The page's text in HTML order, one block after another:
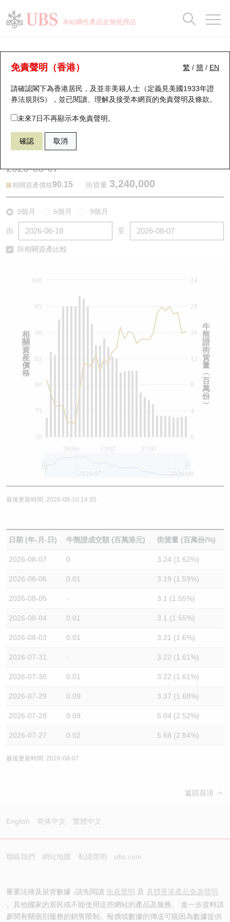
本結構性產品並無抵押品
繁 / 簡 / EN
免責聲明（香港）
請確認閣下為香港居民，及並非美籍人士（定義見美國1933年證
券法規則S），並已閱讀、理解及接受本網頁的免責聲明及條款。
未來7日不再顯示本免責聲明。
確認 取消
牛熊證分析儀
表現 街貨統計 比較
59945 瑞銀牛證 1211 比亞迪股份
2026-08-07
相關資產價格90.15 街貨量 3,240,000
3個月 6個月 9個月
由 至
與相關資產比較
29/06 13/07 27/07
0
4
8
12
16
20
24
70
75
80
85
90
95
100
2026/07 2026/08
牛
熊
證
街
貨
量
︵
百
萬
份
︶
相
關
資
産
價
格
最後更新時間: 2026-08-10 14:35
日期 (年-月-日) 牛熊證成交額 (百萬港元) 街貨量 (百萬份/%)
2026-08-07 0 3.24 (1.62%)
2026-08-06 0.01 3.19 (1.59%)
2026-08-05 - 3.1 (1.55%)
2026-08-04 0.01 3.1 (1.55%)
2026-08-03 0.01 3.21 (1.6%)
2026-07-31 - 3.22 (1.61%)
2026-07-30 0.01 3.22 (1.61%)
2026-07-29 0.09 3.37 (1.68%)
2026-07-28 0.09 5.04 (2.52%)
2026-07-27 0.02 5.68 (2.84%)
最後更新時間: 2026-08-07
返回頁頂
English 简体中文 繁體中文
聯絡我們 網站地圖 私隱聲明 ubs.com
重要法律及規管數據 -請先閱讀 免責聲明 及 具體香港產品免責聲明
。其他國家的居民或不能使用這些網站的產品及服務。 進一步資料請
參閱有關個別服務的銷售限制。報價或數據的傳送可能因為數據提供
瑞銀認股證一覽
新發行瑞銀認股證
即將到期認股證
認股證到期結算價查詢
認股證分析儀
認股證/牛熊證日誌
認股證文件及公告 (瑞信)
街貨統計
比較
牛熊全景快搜
牛熊證搜尋
牛熊證街貨分佈圖
正股牛熊證列表
新發行瑞銀牛熊證
牛熊證到期結算價查詢
牛熊證文件及公告
牛熊證文件及公告 (瑞信)
街貨統計
比較
十大升幅/跌幅
十大認股證成交分佈
十天股證佔大市成交
資金流
街貨統計
正股分析儀
二十大活躍股份
恒指成份股
國指成份股
科指成份股
中資ETFs溢價比較
收市競價變化
持股比重
顯示所有持股比重
每月輪證大市專題
輪證專欄
講座及教育短片
認股證投資者教育
牛熊證投資者教育